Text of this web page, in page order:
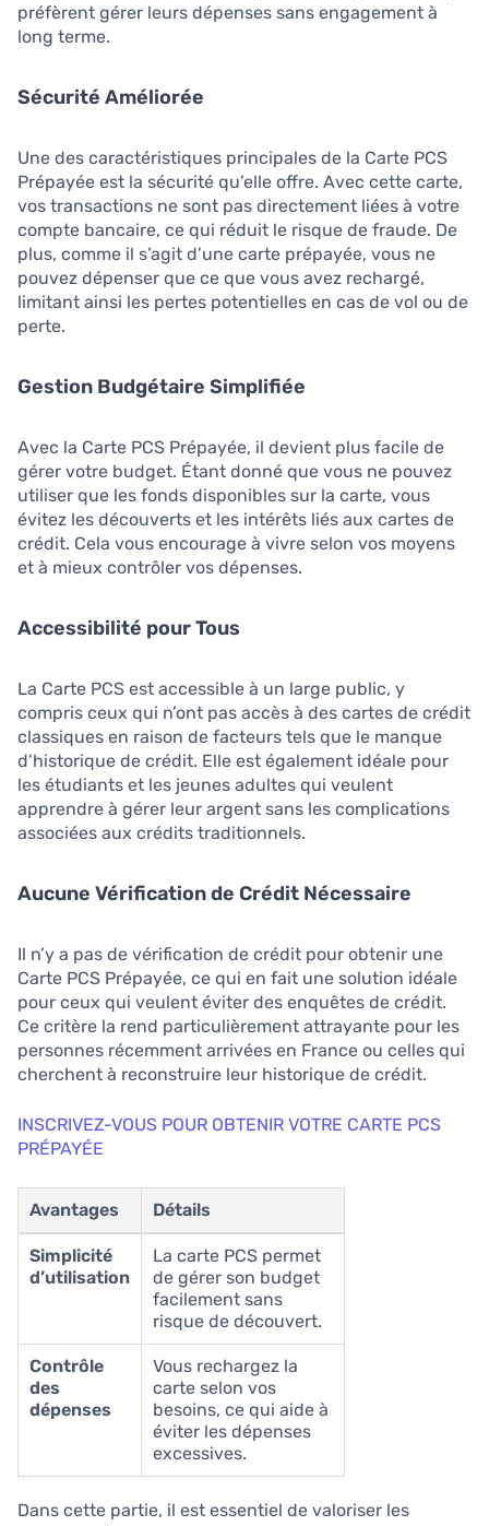
préfèrent gérer leurs dépenses sans engagement à
long terme.
Sécurité Améliorée
Une des caractéristiques principales de la Carte PCS
Prépayée est la sécurité qu’elle offre. Avec cette carte,
vos transactions ne sont pas directement liées à votre
compte bancaire, ce qui réduit le risque de fraude. De
plus, comme il s’agit d’une carte prépayée, vous ne
pouvez dépenser que ce que vous avez rechargé,
limitant ainsi les pertes potentielles en cas de vol ou de
perte.
Gestion Budgétaire Simplifiée
Avec la Carte PCS Prépayée, il devient plus facile de
gérer votre budget. Étant donné que vous ne pouvez
utiliser que les fonds disponibles sur la carte, vous
évitez les découverts et les intérêts liés aux cartes de
crédit. Cela vous encourage à vivre selon vos moyens
et à mieux contrôler vos dépenses.
Accessibilité pour Tous
La Carte PCS est accessible à un large public, y
compris ceux qui n’ont pas accès à des cartes de crédit
classiques en raison de facteurs tels que le manque
d’historique de crédit. Elle est également idéale pour
les étudiants et les jeunes adultes qui veulent
apprendre à gérer leur argent sans les complications
associées aux crédits traditionnels.
Aucune Vérification de Crédit Nécessaire
Il n’y a pas de vérification de crédit pour obtenir une
Carte PCS Prépayée, ce qui en fait une solution idéale
pour ceux qui veulent éviter des enquêtes de crédit.
Ce critère la rend particulièrement attrayante pour les
personnes récemment arrivées en France ou celles qui
cherchent à reconstruire leur historique de crédit.
INSCRIVEZ-VOUS POUR OBTENIR VOTRE CARTE PCS
PRÉPAYÉE
Avantages Détails
Simplicité
d’utilisation
La carte PCS permet
de gérer son budget
facilement sans
risque de découvert.
Contrôle
des
dépenses
Vous rechargez la
carte selon vos
besoins, ce qui aide à
éviter les dépenses
excessives.
Dans cette partie, il est essentiel de valoriser les